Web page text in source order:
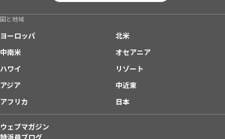
国と地域
ヨーロッパ
北米
中南米
オセアニア
ハワイ
リゾート
アジア
中近東
アフリカ
日本
ウェブマガジン
特派員ブログ